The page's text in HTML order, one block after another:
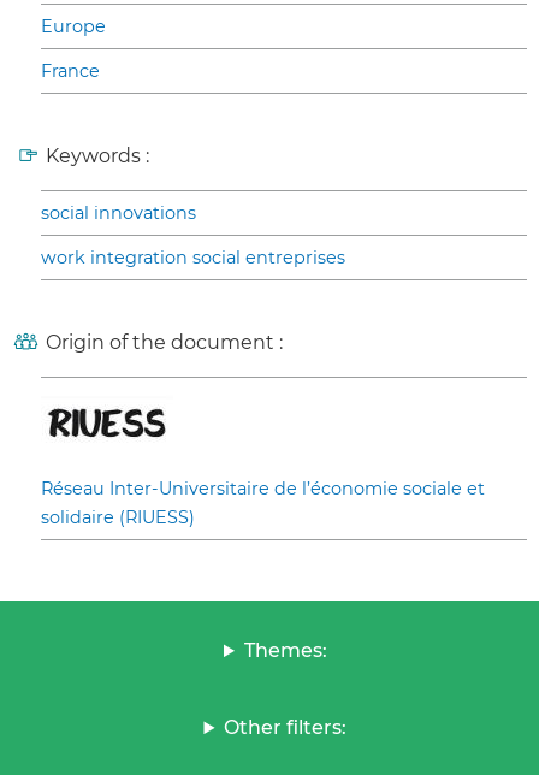
Europe
France
Keywords :
social innovations
work integration social entreprises
Origin of the document :
Réseau Inter-Universitaire de l’économie sociale et
solidaire (RIUESS)
Themes:
Other filters: